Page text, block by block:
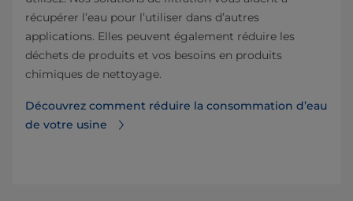
récupérer l’eau pour l’utiliser dans d’autres
applications. Elles peuvent également réduire les
déchets de produits et vos besoins en produits
chimiques de nettoyage.
Découvrez comment réduire la consommation d’eau
de votre usine